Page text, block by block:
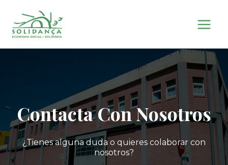
contenido
Contacta Con Nosotros
¿Tienes alguna duda o quieres colaborar con
nosotros?